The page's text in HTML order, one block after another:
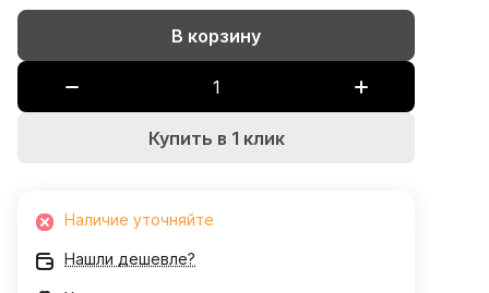
В корзину
Купить в 1 клик
Наличие уточняйте
Нашли дешевле?